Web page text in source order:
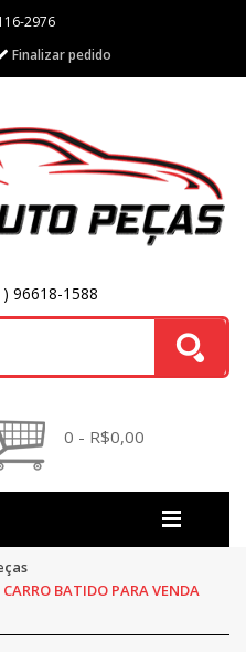
2976
Finalizar pedido
96618-1588
0 - R$0,00
BATIDO PARA VENDA